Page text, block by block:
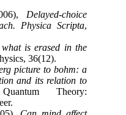
Delayed-choice
Physica Scripta,
what is erased in the
36(12).
picture to bohm: a
and its relation to
Theory: